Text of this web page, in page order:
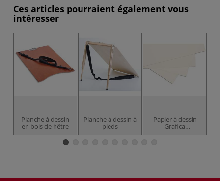
Ces articles pourraient également vous
intéresser
Planche à dessin
en bois de hêtre
Planche à dessin à
pieds
Papier à dessin
Grafica
Gerstaecker